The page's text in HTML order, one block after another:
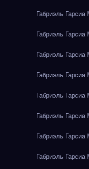
Габриэль
Габриэль
Габриэль
Габриэль
Габриэль
Габриэль
Габриэль
Габриэль